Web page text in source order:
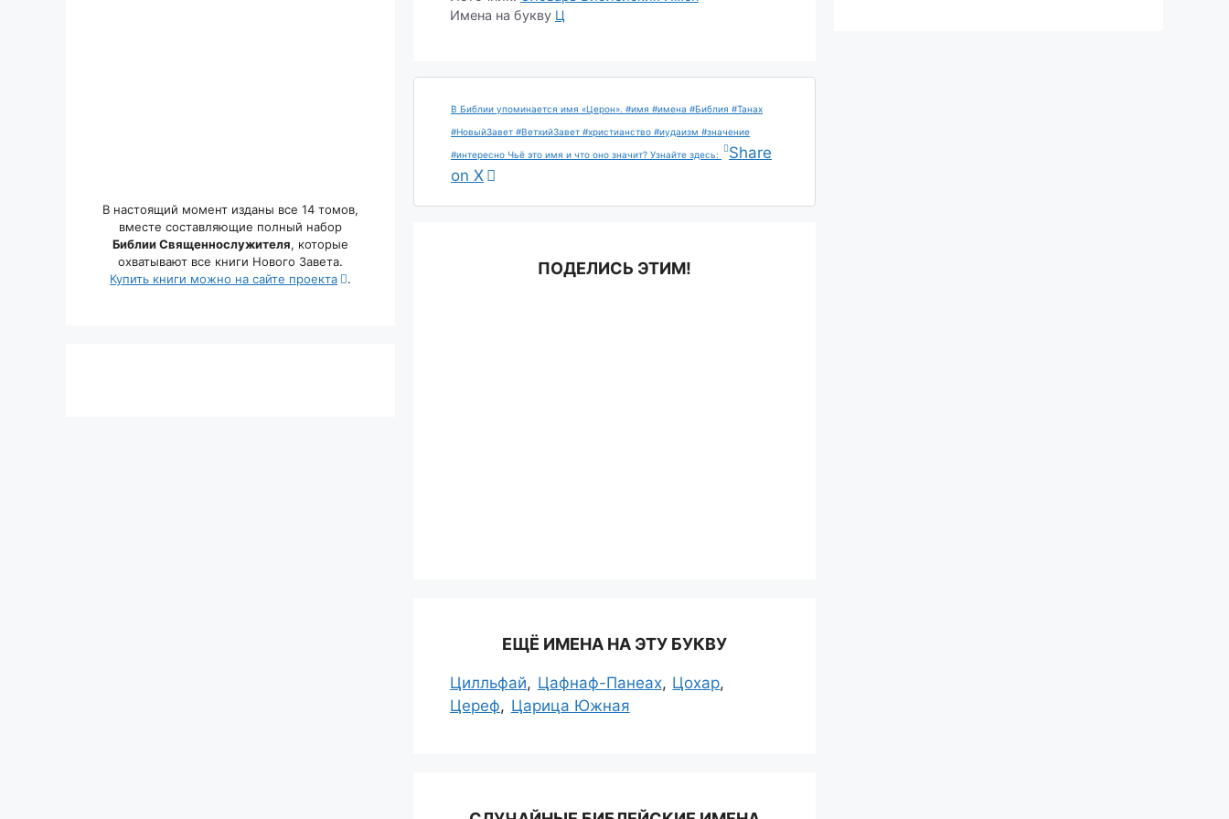
Имена на букву Ц
В Библии упоминается имя «Церон». #имя #имена #Библия #Танах
#НовыйЗавет #ВетхийЗавет #христианство #иудаизм #значение
#интересно Чьё это имя и что оно значит? Узнайте здесь:
Share
on X
ПОДЕЛИСЬ ЭТИМ!
ЕЩЁ ИМЕНА НА ЭТУ БУКВУ
Цилльфай Цафнаф-Панеах
Цохар
Цереф
Царица Южная
В настоящий момент изданы все 14 томов,
вместе составляющие полный набор
Библии Священнослужителя, которые
охватывают все книги Нового Завета.
Купить книги можно на сайте проекта
.